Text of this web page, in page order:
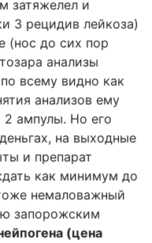
затяжелел и
3 рецидив лейкоза)
(нос до сих пор
анализы
всему видно как
анализов ему
ампулы. Но его
на выходные
и препарат
как минимум до
немаловажный
запорожским
(цена